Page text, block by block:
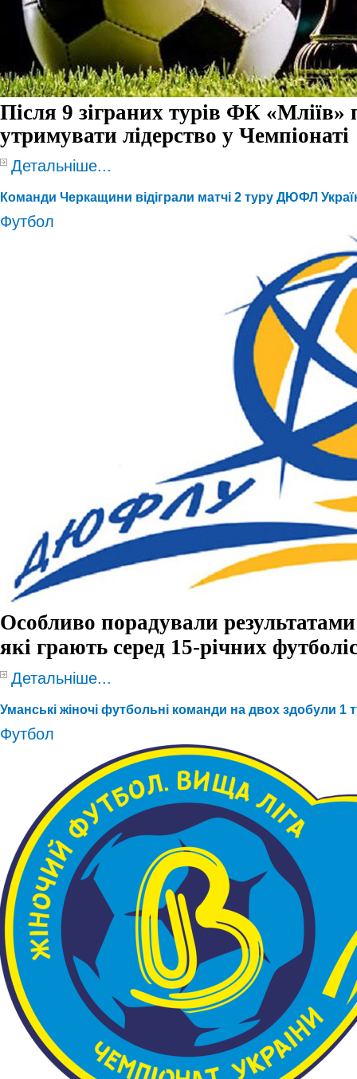
Після 9 зіграних турів ФК «Мліїв»
утримувати лідерство у Чемпіонаті
Детальніше...
Команди Черкащини відіграли матчі 2 туру ДЮФЛ
Футбол
Особливо порадували
які грають серед 15-річних
Детальніше...
Уманські жіночі футбольні команди на двох здобули 1
Футбол